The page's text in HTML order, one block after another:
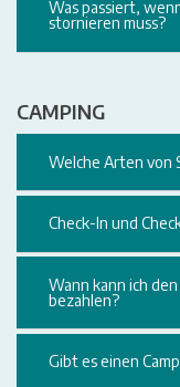
Was passiert,
stornieren muss?
CAMPING
Welche Arten von
Check-In und
Wann kann ich
bezahlen?
Gibt es einen